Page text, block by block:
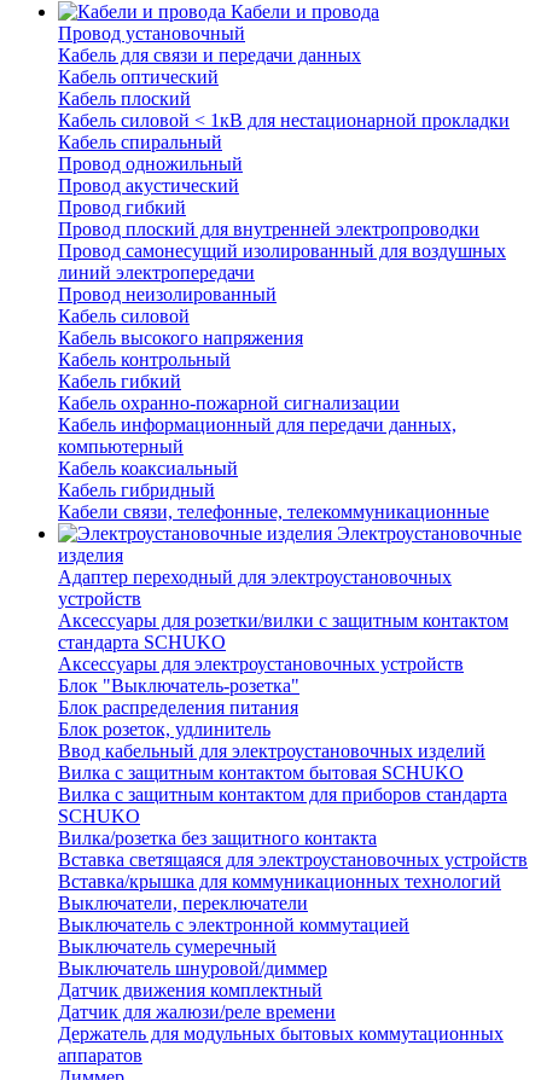
Кабели и провода
Провод установочный
Кабель для связи и передачи данных
Кабель оптический
Кабель плоский
Кабель силовой < 1кВ для нестационарной прокладки
Кабель спиральный
Провод одножильный
Провод акустический
Провод гибкий
Провод плоский для внутренней электропроводки
Провод самонесущий изолированный для воздушных
линий электропередачи
Провод неизолированный
Кабель силовой
Кабель высокого напряжения
Кабель контрольный
Кабель гибкий
Кабель охранно-пожарной сигнализации
Кабель информационный для передачи данных,
компьютерный
Кабель коаксиальный
Кабель гибридный
Кабели связи, телефонные, телекоммуникационные
Электроустановочные
изделия
Адаптер переходный для электроустановочных
устройств
Аксессуары для розетки/вилки с защитным контактом
стандарта SCHUKO
Аксессуары для электроустановочных устройств
Блок "Выключатель-розетка"
Блок распределения питания
Блок розеток, удлинитель
Ввод кабельный для электроустановочных изделий
Вилка с защитным контактом бытовая SCHUKO
Вилка с защитным контактом для приборов стандарта
SCHUKO
Вилка/розетка без защитного контакта
Вставка светящаяся для электроустановочных устройств
Вставка/крышка для коммуникационных технологий
Выключатели, переключатели
Выключатель с электронной коммутацией
Выключатель сумеречный
Выключатель шнуровой/диммер
Датчик движения комплектный
Датчик для жалюзи/реле времени
Держатель для модульных бытовых коммутационных
аппаратов